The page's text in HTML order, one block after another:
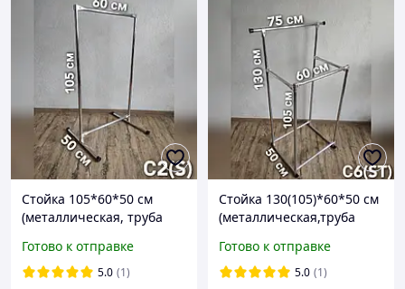
Стойка 105*60*50 см
(металлическая, труба
одежды одинарная,
вешалку для вещей С2(S)
Готово к отправке
5.0 (1)
Стойка 130(105)*60*50 см
(металлическая,труба
одежды двойная,
вешалку для вещей С6(SТ)
Готово к отправке
5.0 (1)